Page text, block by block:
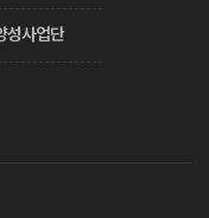
성사업단